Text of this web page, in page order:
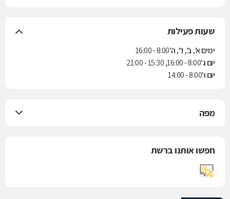
שעות פעילות
ימים א', ב', ד', ה'8:00 - 16:00
יום ג'8:00 - 16:00, 15:30 - 21:00
יום ו'8:00 - 14:00
מפה
חפשו אותנו ברשת